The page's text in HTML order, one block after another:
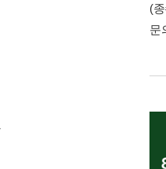
(
문